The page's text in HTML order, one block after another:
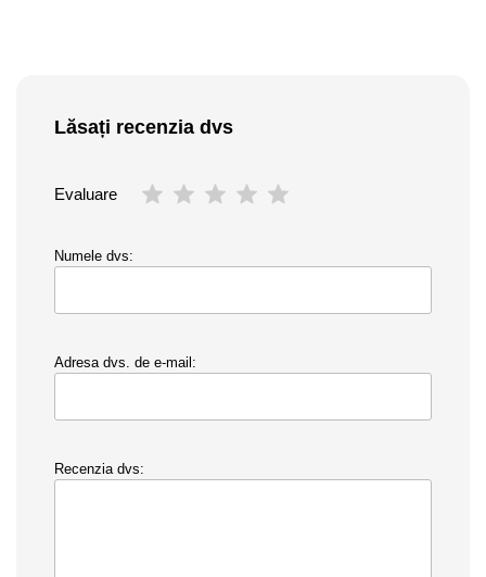
Lăsați recenzia dvs
Evaluare
Numele dvs:
Adresa dvs. de e-mail:
Recenzia dvs: